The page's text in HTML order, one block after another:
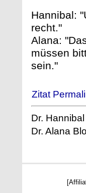
Hannibal:
recht."
Alana:
müssen
sein."
Zitat
Dr.
Dr. Alana